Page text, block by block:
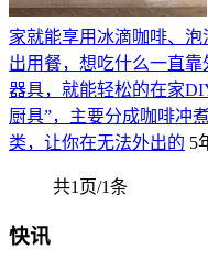
家就能享用冰滴咖啡、泡
出用餐，想吃什么一直
器具，就能轻松的在家
厨具”，主要分成咖啡冲
类，让你在无法外出的 5
共1页/1条
快讯